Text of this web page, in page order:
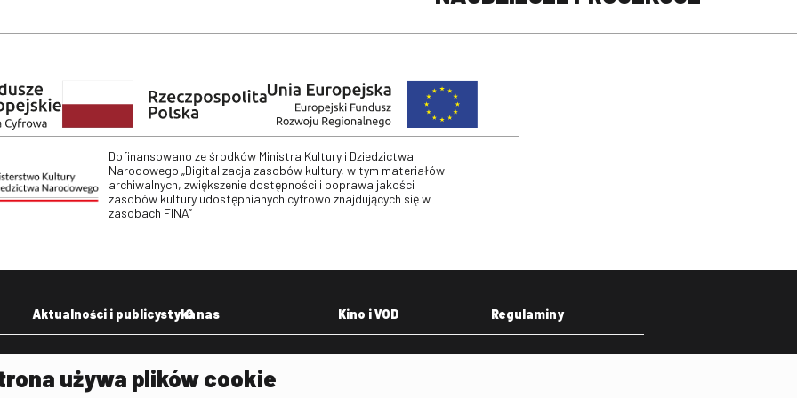
Dofinansowano ze środków Ministra Kultury i Dziedzictwa
Narodowego „Digitalizacja zasobów kultury, w tym materiałów
archiwalnych, zwiększenie dostępności i poprawa jakości
zasobów kultury udostępnianych cyfrowo znajdujących się w
zasobach FINA”
Aktualności i publicystyka
Aktualności
Publicystyka filmowa
O nas Kino i VOD Regulaminy
używa plików cookie